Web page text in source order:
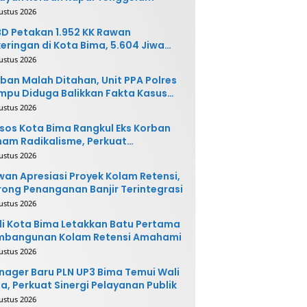
2026
Petakan 1.952 KK Rawan
di Kota Bima, 5.604 Jiwa
Terdampak
2026
Malah Ditahan, Unit PPA Polres
Diduga Balikkan Fakta Kasus
2026
Kota Bima Rangkul Eks Korban
Radikalisme, Perkuat
Sosial
2026
Apresiasi Proyek Kolam Retensi,
Penanganan Banjir Terintegrasi
2026
Kota Bima Letakkan Batu Pertama
Kolam Retensi Amahami
2026
Baru PLN UP3 Bima Temui Wali
Perkuat Sinergi Pelayanan Publik
2026